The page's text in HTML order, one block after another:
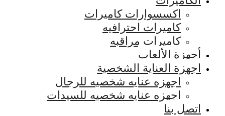
اكسسوارات كاميرات
كاميرات احترافيه
كاميرات مراقبه
أجهزة الألعاب
اجهزة العناية الشخصية
اجهزه عنايه شخصيه للرجال
اجهزه عنايه شخصيه للسيدات
اتصل بنا